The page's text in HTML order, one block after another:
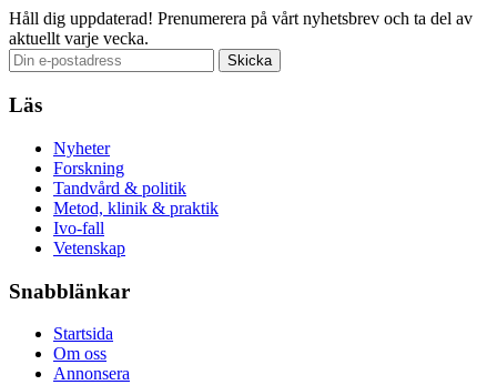
Håll dig uppdaterad! Prenumerera på vårt nyhetsbrev och ta del av
aktuellt varje vecka.
Läs
Nyheter
Forskning
Tandvård & politik
Metod, klinik & praktik
Ivo-fall
Vetenskap
Snabblänkar
Startsida
Om oss
Annonsera